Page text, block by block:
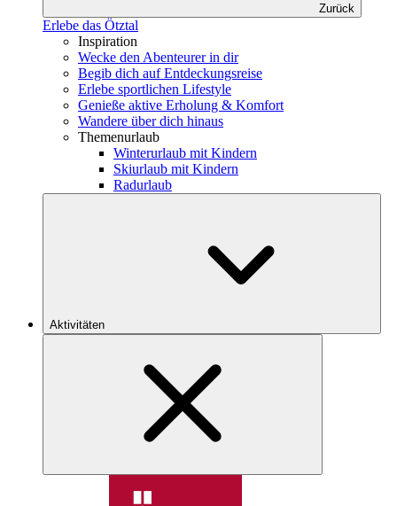
Zurück
Erlebe das Ötztal
Inspiration
Wecke den Abenteurer in dir
Begib dich auf Entdeckungsreise
Erlebe sportlichen Lifestyle
Genieße aktive Erholung & Komfort
Wandere über dich hinaus
Themenurlaub
Winterurlaub mit Kindern
Skiurlaub mit Kindern
Radurlaub
Aktivitäten